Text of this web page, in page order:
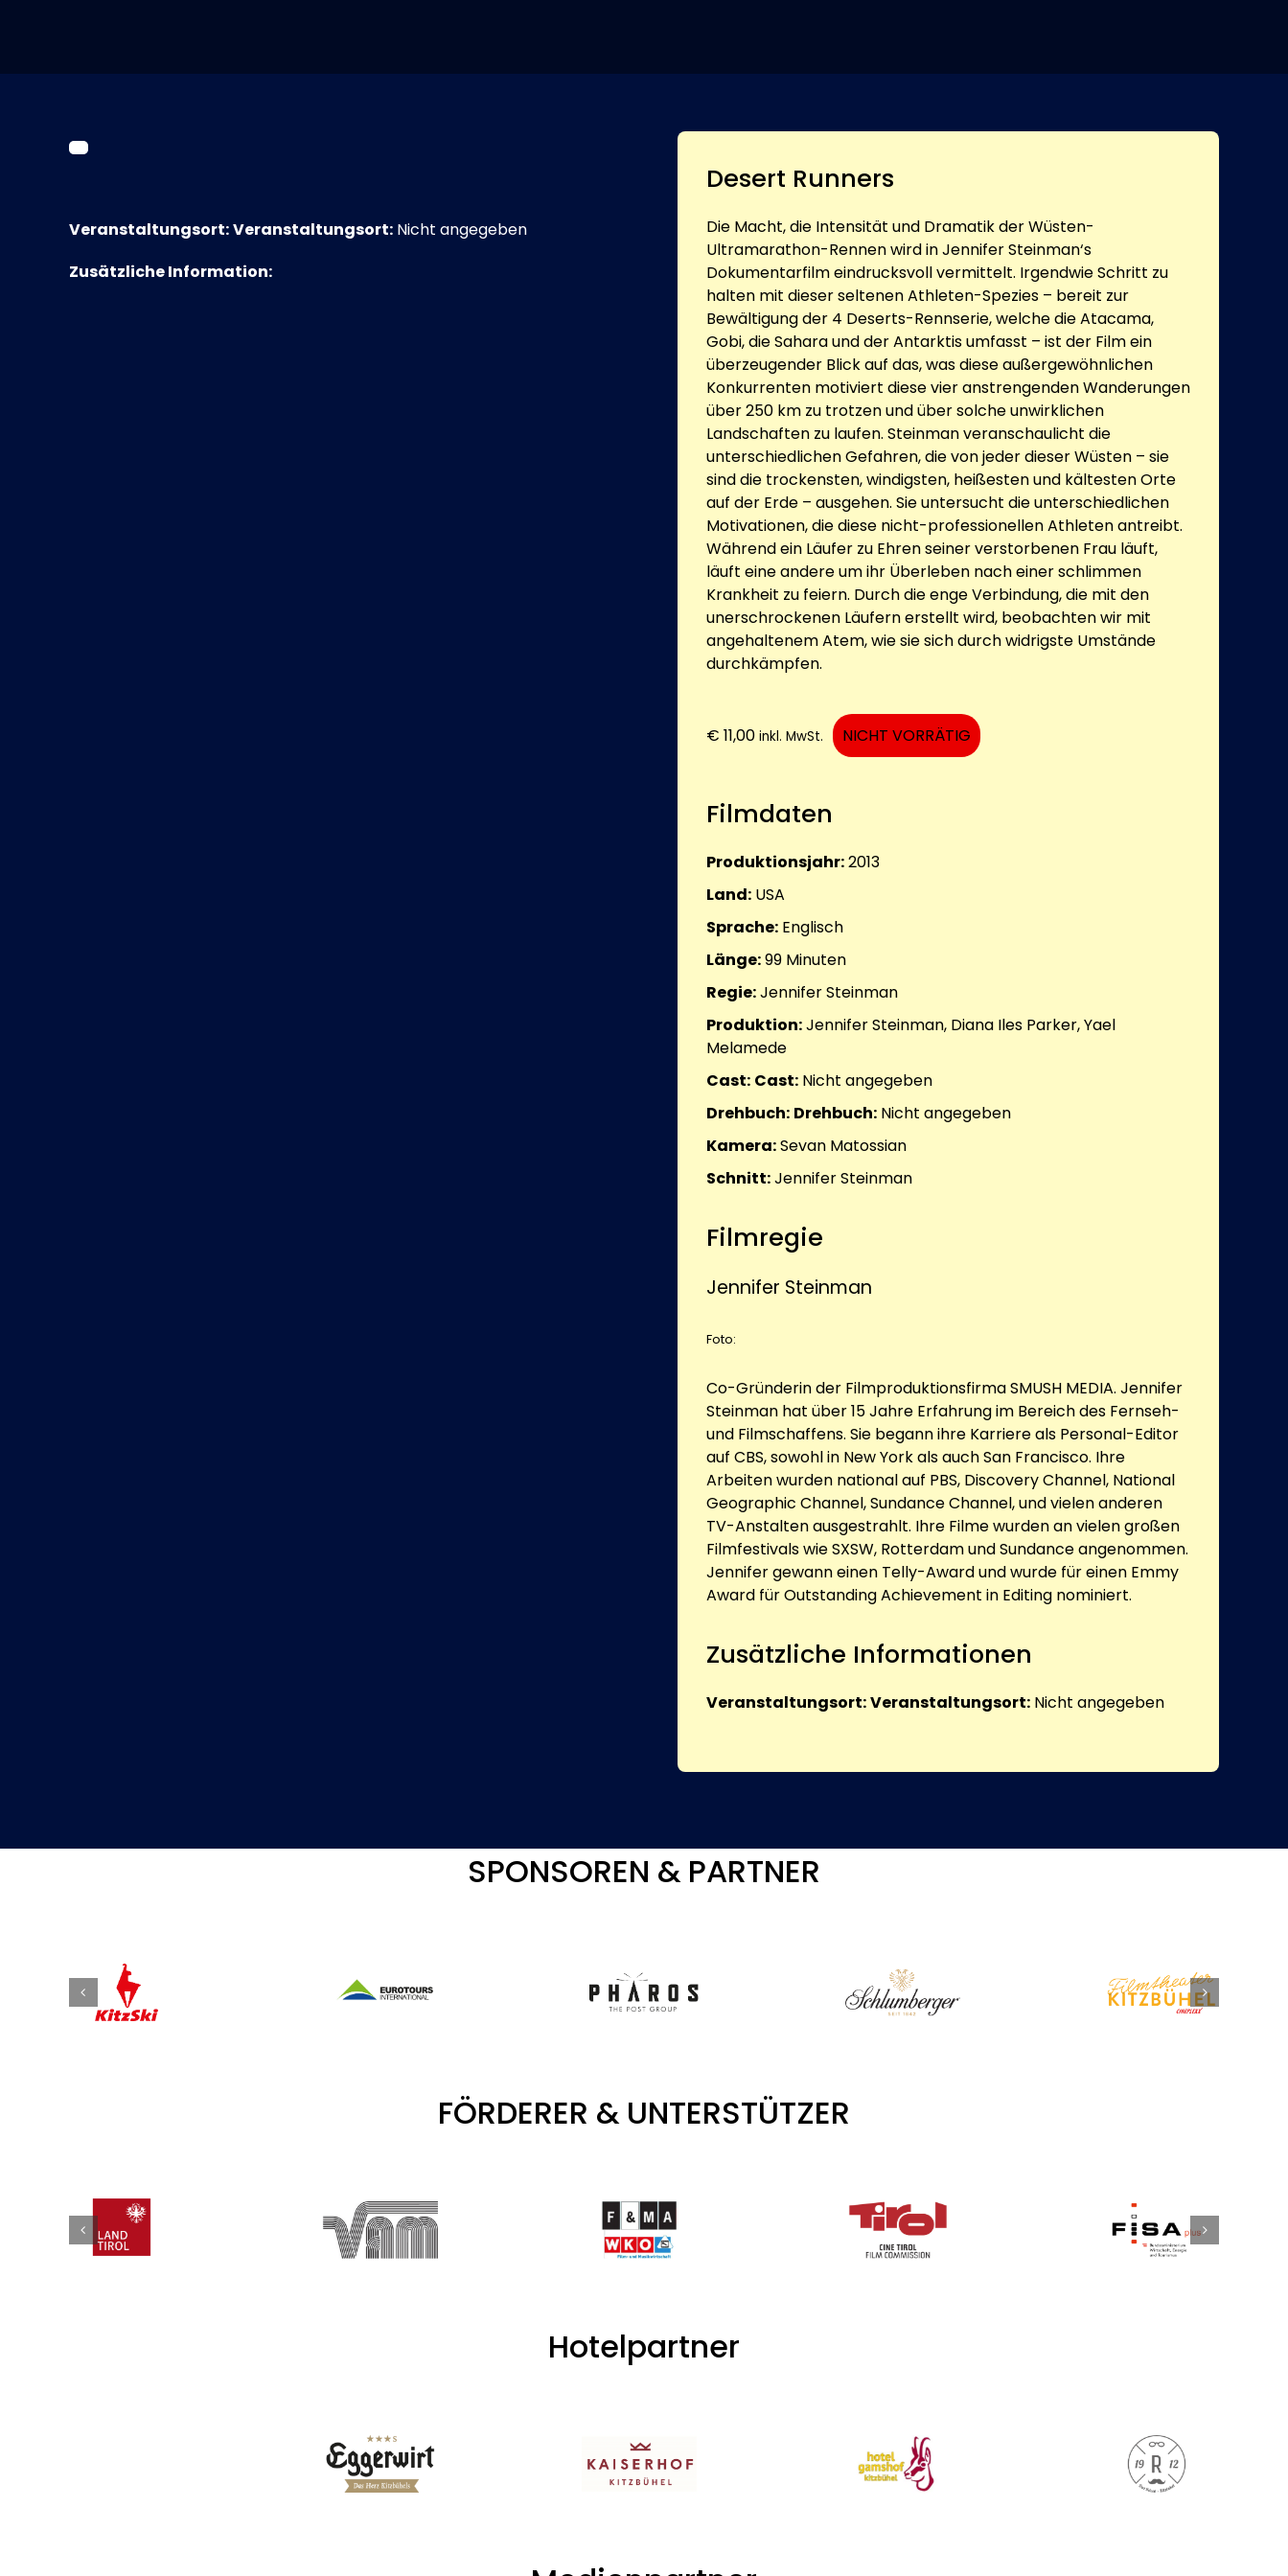
Veranstaltungsort:Veranstaltungsort: Nicht angegeben
Zusätzliche Information:
Desert Runners
Die Macht, die Intensität und Dramatik der Wüsten-
Ultramarathon-Rennen wird in Jennifer Steinman‘s
Dokumentarfilm eindrucksvoll vermittelt. Irgendwie Schritt zu
halten mit dieser seltenen Athleten-Spezies – bereit zur
Bewältigung der 4 Deserts-Rennserie, welche die Atacama,
Gobi, die Sahara und der Antarktis umfasst – ist der Film ein
überzeugender Blick auf das, was diese außergewöhnlichen
Konkurrenten motiviert diese vier anstrengenden Wanderungen
über 250 km zu trotzen und über solche unwirklichen
Landschaften zu laufen. Steinman veranschaulicht die
unterschiedlichen Gefahren, die von jeder dieser Wüsten – sie
sind die trockensten, windigsten, heißesten und kältesten Orte
auf der Erde – ausgehen. Sie untersucht die unterschiedlichen
Motivationen, die diese nicht-professionellen Athleten antreibt.
Während ein Läufer zu Ehren seiner verstorbenen Frau läuft,
läuft eine andere um ihr Überleben nach einer schlimmen
Krankheit zu feiern. Durch die enge Verbindung, die mit den
unerschrockenen Läufern erstellt wird, beobachten wir mit
angehaltenem Atem, wie sie sich durch widrigste Umstände
durchkämpfen.
€ 11,00 inkl. MwSt. NICHT VORRÄTIG
Filmdaten
Produktionsjahr:2013
Land: USA
Sprache: Englisch
Länge:99 Minuten
Regie:Jennifer Steinman
Produktion:Jennifer Steinman, Diana Iles Parker, Yael
Melamede
Cast: Cast: Nicht angegeben
Drehbuch: Drehbuch: Nicht angegeben
Kamera:Sevan Matossian
Schnitt:Jennifer Steinman
Filmregie
Jennifer Steinman
Foto:
Co-Gründerin der Filmproduktionsfirma SMUSH MEDIA. Jennifer
Steinman hat über 15 Jahre Erfahrung im Bereich des Fernseh-
und Filmschaffens. Sie begann ihre Karriere als Personal-Editor
auf CBS, sowohl in New York als auch San Francisco. Ihre
Arbeiten wurden national auf PBS, Discovery Channel, National
Geographic Channel, Sundance Channel, und vielen anderen
TV-Anstalten ausgestrahlt. Ihre Filme wurden an vielen großen
Filmfestivals wie SXSW, Rotterdam und Sundance angenommen.
Jennifer gewann einen Telly-Award und wurde für einen Emmy
Award für Outstanding Achievement in Editing nominiert.
Zusätzliche Informationen
Veranstaltungsort:Veranstaltungsort: Nicht angegeben
SPONSOREN & PARTNER
FÖRDERER & UNTERSTÜTZER
Hotelpartner